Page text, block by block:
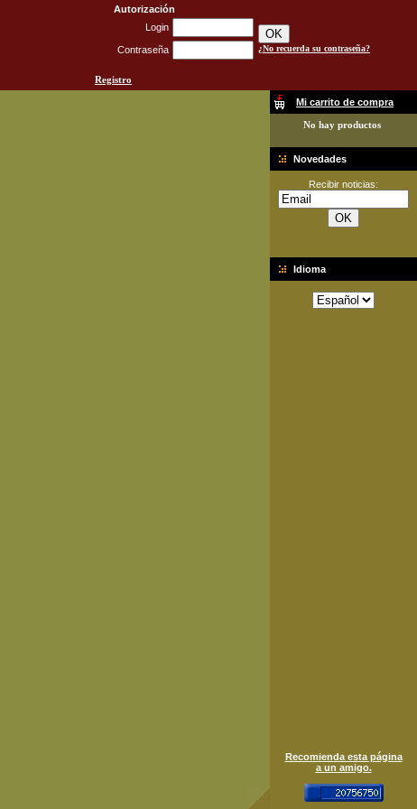
Autorización
Login
Contraseña ¿No recuerda su contraseña?
Registro
Mi carrito de compra
No hay productos
Novedades
Recibir noticias:
Idioma
Recomienda esta página
a un amigo.